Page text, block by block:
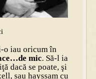
o iau oricum în
mic. Să-l ia
dacă se poate, şi
sau hayssam cu